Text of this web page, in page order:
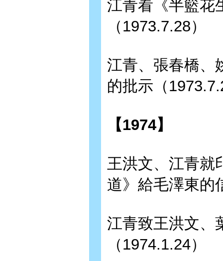
江青看《半籃花
（1973.7.28）
江青、張春橋、
的批示（
【1974】
王洪文、江青就
道》給毛澤東的
江青致王洪文、
（1974.1.24）